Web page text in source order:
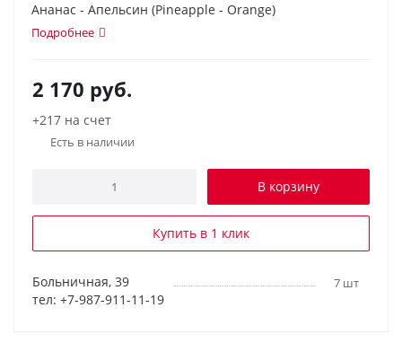
Ананас - Апельсин (Pineapple - Orange)
Подробнее
2 170 руб.
+217 на счет
Есть в наличии
В корзину
Купить в 1 клик
Больничная, 39
тел: +7-987-911-11-19
7 шт